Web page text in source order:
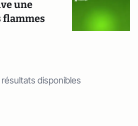
une
flammes
résultats disponibles